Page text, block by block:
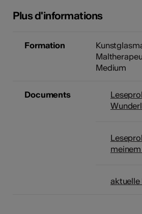
Plus d'informations
Formation
Medium
Documents
aktuelle